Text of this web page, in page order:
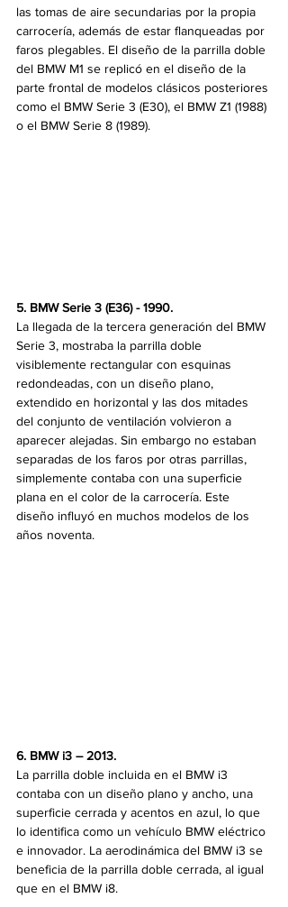
las tomas de aire secundarias por la propia
carrocería, además de estar flanqueadas por
faros plegables. El diseño de la parrilla doble
del BMW M1 se replicó en el diseño de la
parte frontal de modelos clásicos posteriores
como el BMW Serie 3 (E30), el BMW Z1 (1988)
o el BMW Serie 8 (1989).
5. BMW Serie 3 (E36) - 1990.
La llegada de la tercera generación del BMW
Serie 3, mostraba la parrilla doble
visiblemente rectangular con esquinas
redondeadas, con un diseño plano,
extendido en horizontal y las dos mitades
del conjunto de ventilación volvieron a
aparecer alejadas. Sin embargo no estaban
separadas de los faros por otras parrillas,
simplemente contaba con una superficie
plana en el color de la carrocería. Este
diseño influyó en muchos modelos de los
años noventa.
6. BMW i3 – 2013.
La parrilla doble incluida en el BMW i3
contaba con un diseño plano y ancho, una
superficie cerrada y acentos en azul, lo que
lo identifica como un vehículo BMW eléctrico
e innovador. La aerodinámica del BMW i3 se
beneficia de la parrilla doble cerrada, al igual
que en el BMW i8.